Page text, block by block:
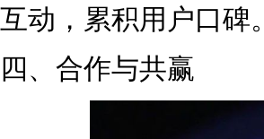
互动，累积用户口碑。
四、合作与共赢